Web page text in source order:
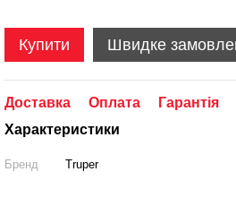
Купити Швидке
Доставка Оплата
Гарантія
Характеристики
Бренд Truper